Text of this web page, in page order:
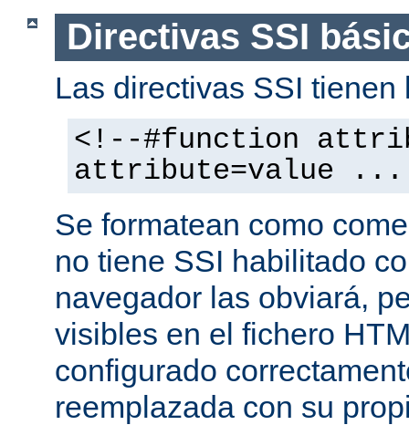
Directivas SSI
Las directivas SSI
<!--#function
attribute=value
Se formatean como
no tiene SSI habilitado
navegador las obviará,
visibles en el fichero
configurado
reemplazada con su